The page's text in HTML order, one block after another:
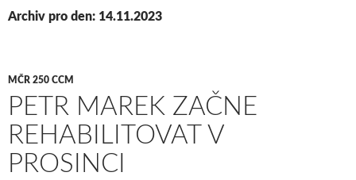
Archiv pro den: 14.11.2023
MČR 250 CCM
PETR MAREK ZAČNE
REHABILITOVAT V
PROSINCI